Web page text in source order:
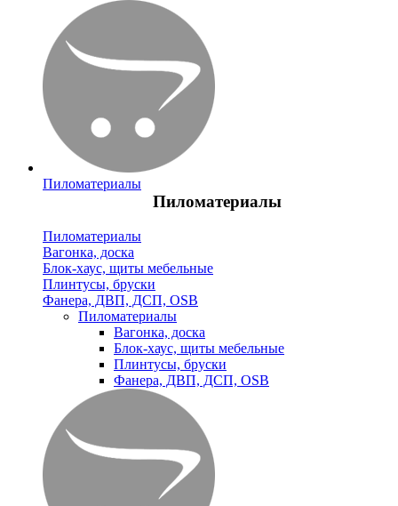
Пиломатериалы
Пиломатериалы
Пиломатериалы
Вагонка, доска
Блок-хаус, щиты мебельные
Плинтусы, бруски
Фанера, ДВП, ДСП, OSB
Пиломатериалы
Вагонка, доска
Блок-хаус, щиты мебельные
Плинтусы, бруски
Фанера, ДВП, ДСП, OSB